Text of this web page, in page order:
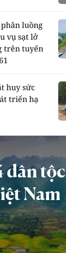
luồng
vụ sạt lở
trên tuyến
huy sức
triển hạ
dân tộc
Nam